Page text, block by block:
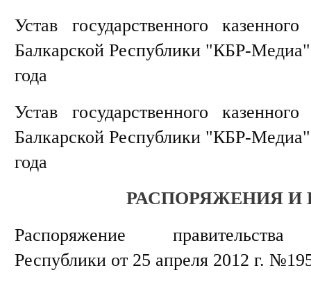
Устав государственного
Балкарской Республики "КБР-
года
Устав государственного
Балкарской Республики "КБР-
года
РАСПОРЯЖЕНИЯ И
Распоряжение правительства
Республики от 25 апреля 2012 г.